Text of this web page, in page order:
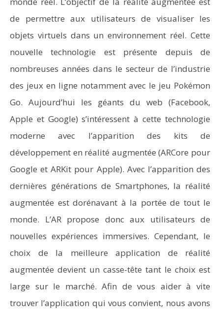
de permettre aux utilisateurs de visualiser les
objets virtuels dans un environnement réel. Cette
nouvelle technologie est présente depuis de
nombreuses années dans le secteur de l’industrie
des jeux en ligne notamment avec le jeu Pokémon
Go. Aujourd’hui les géants du web (Facebook,
Apple et Google) s’intéressent à cette technologie
moderne avec l’apparition des kits de
développement en réalité augmentée (ARCore pour
Google et ARKit pour Apple). Avec l’apparition des
dernières générations de Smartphones, la réalité
augmentée est dorénavant à la portée de tout le
monde. L’AR propose donc aux utilisateurs de
nouvelles expériences immersives. Cependant, le
choix de la meilleure application de réalité
augmentée devient un casse-tête tant le choix est
large sur le marché. Afin de vous aider à vite
trouver l’application qui vous convient, nous avons